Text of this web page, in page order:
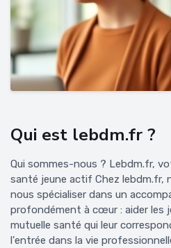
Qui est lebdm.fr ?
Qui sommes-nous ? Lebdm.fr,
santé jeune actif Chez lebdm.fr,
nous spécialiser dans un
profondément à cœur : aider les
mutuelle santé qui leur
l'entrée dans la vie